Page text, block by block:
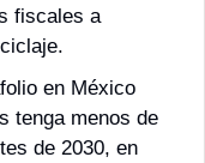
fiscales a
en México
tenga menos de
de 2030, en